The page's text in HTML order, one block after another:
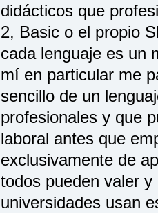
didácticos que
2, Basic o el propio
cada lenguaje es un
mí en particular me
sencillo de un
profesionales y que
laboral antes que
exclusivamente de
todos pueden valer
universidades usan